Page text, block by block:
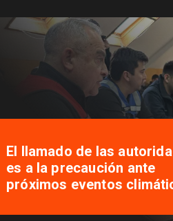
El llamado de las
es a la precaución ante
próximos eventos